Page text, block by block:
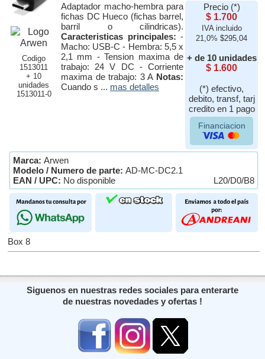
Codigo
1513011
+ 10
unidades
1513011-0
Adaptador macho-hembra para
fichas DC Hueco (fichas barrel,
barril o cilindricas).
Caracteristicas principales: -
Macho: USB-C - Hembra: 5,5 x
2,1 mm - Tension maxima de
trabajo: 24 V DC - Corriente
maxima de trabajo: 3 A Notas:
Cuando s ... mas detalles
Precio (*)
$ 1.700
IVA incluido
21,0% $295,04
+ de 10 unidades
$ 1.600
(*) efectivo,
debito, transf, tarj
credito en 1 pago
Financiacion
Marca: Arwen
Modelo / Numero de parte: AD-MC-DC2.1
EAN / UPC: No disponible L20/D0/B8
Box 8
Siguenos en nuestras redes sociales para enterarte
de nuestras novedades y ofertas !